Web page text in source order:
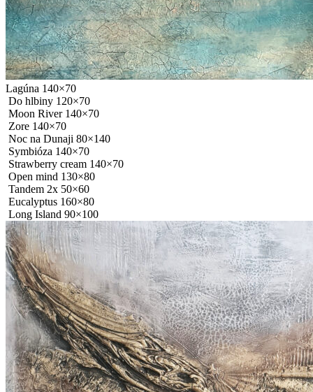
Lagúna 140×70
Do hlbiny 120×70
Moon River 140×70
Zore 140×70
Noc na Dunaji 80×140
Symbióza 140×70
Strawberry cream 140×70
Open mind 130×80
Tandem 2x 50×60
Eucalyptus 160×80
Long Island 90×100